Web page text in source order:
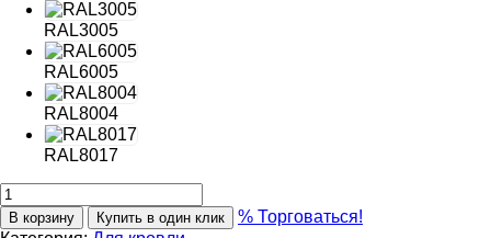
RAL3005
RAL6005
RAL8004
RAL8017
В корзину Купить в один клик
% Торговаться!